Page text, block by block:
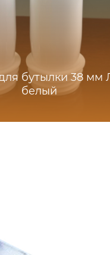
бутылки 38 мм
белый